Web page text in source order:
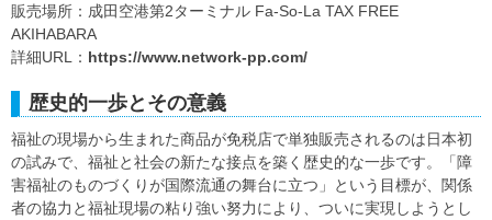
販売場所：成田空港第2ターミナル Fa-So-La TAX FREE
AKIHABARA
詳細URL： https://www.network-pp.com/
歴史的一歩とその意義
福祉の現場から生まれた商品が免税店で単独販売されるのは日本初
の試みで、福祉と社会の新たな接点を築く歴史的な一歩です。「障
害福祉のものづくりが国際流通の舞台に立つ」という目標が、関係
者の協力と福祉現場の粘り強い努力により、ついに実現しようとし